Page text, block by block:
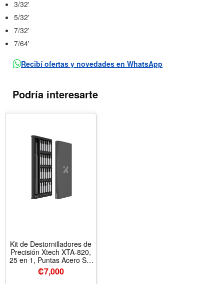
3/32'
5/32'
7/32'
7/64'
Recibí ofertas y novedades en WhatsApp
Podría interesarte
Kit de Destornilladores de
Precisión Xtech XTA-820,
25 en 1, Puntas Acero S2,
Estuche de Aluminio
₡7,000